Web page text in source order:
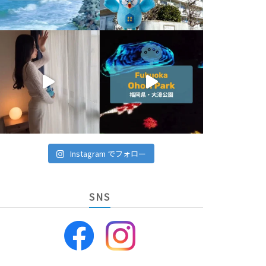
Instagram でフォロー
SNS